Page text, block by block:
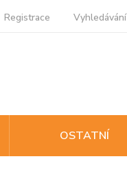
Registrace Vyhledávání
OSTATNÍ